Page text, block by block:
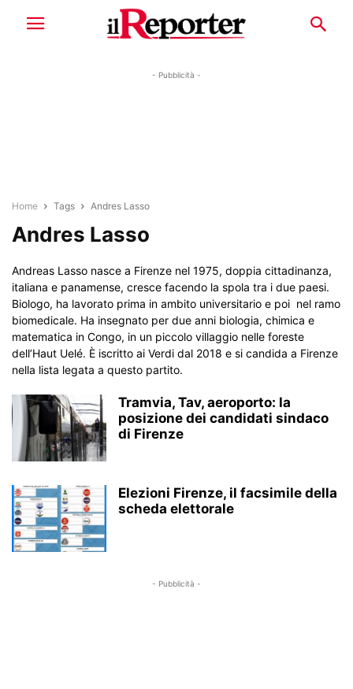
- Pubblicità -
Home Tags Andres Lasso
Andres Lasso
Andreas Lasso nasce a Firenze nel 1975, doppia cittadinanza,
italiana e panamense, cresce facendo la spola tra i due paesi.
Biologo, ha lavorato prima in ambito universitario e poi nel ramo
biomedicale. Ha insegnato per due anni biologia, chimica e
matematica in Congo, in un piccolo villaggio nelle foreste
dell’Haut Uelé. È iscritto ai Verdi dal 2018 e si candida a Firenze
nella lista legata a questo partito.
Tramvia, Tav, aeroporto: la
posizione dei candidati sindaco
di Firenze
Elezioni Firenze, il facsimile della
scheda elettorale
- Pubblicità -